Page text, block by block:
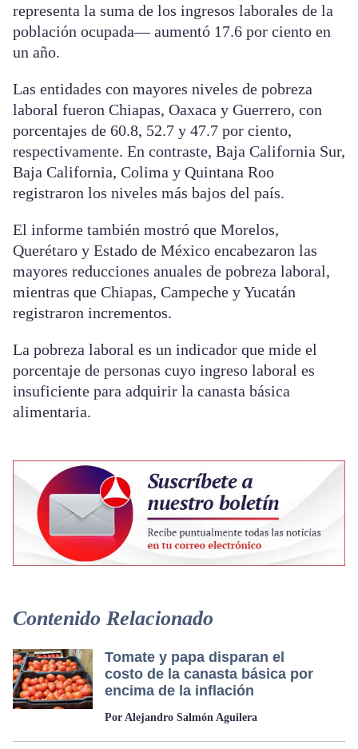
representa la suma de los ingresos laborales de la
población ocupada— aumentó 17.6 por ciento en
un año.
Las entidades con mayores niveles de pobreza
laboral fueron Chiapas, Oaxaca y Guerrero, con
porcentajes de 60.8, 52.7 y 47.7 por ciento,
respectivamente. En contraste, Baja California Sur,
Baja California, Colima y Quintana Roo
registraron los niveles más bajos del país.
El informe también mostró que Morelos,
Querétaro y Estado de México encabezaron las
mayores reducciones anuales de pobreza laboral,
mientras que Chiapas, Campeche y Yucatán
registraron incrementos.
La pobreza laboral es un indicador que mide el
porcentaje de personas cuyo ingreso laboral es
insuficiente para adquirir la canasta básica
alimentaria.
Contenido Relacionado
Tomate y papa disparan el
costo de la canasta básica por
encima de la inflación
Por Alejandro Salmón Aguilera